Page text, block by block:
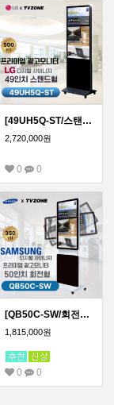
[49UH5Q-ST/스탠드형]LG 광고용 49인치 스탠드형/밝기500cd/ DID/키오스크/웰컴보드/DID모니터/스탠드DID
2,720,000원
0 0
[QB50C-SW/회전형]50인치 삼성 DID 회전형 광고용모니터/ 삼성디지털사이니지 LED패널 키오스크
1,815,000원
0 0